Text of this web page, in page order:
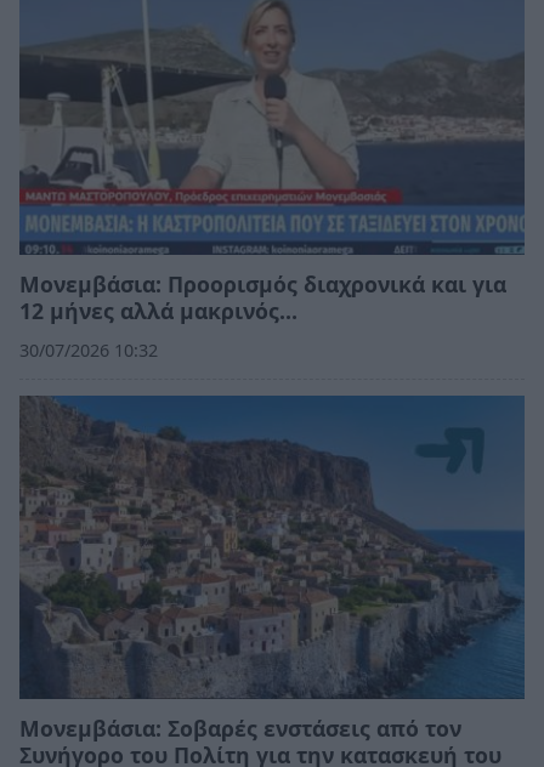
Μονεμβάσια: Προορισμός διαχρονικά και για
12 μήνες αλλά μακρινός…
30/07/2026 10:32
Moνεμβάσια: Σοβαρές ενστάσεις από τον
Συνήγορο του Πολίτη για την κατασκευή του